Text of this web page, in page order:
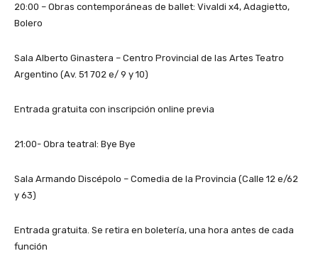
20:00 – Obras contemporáneas de ballet: Vivaldi x4, Adagietto,
Bolero
Sala Alberto Ginastera – Centro Provincial de las Artes Teatro
Argentino (Av. 51 702 e/ 9 y 10)
Entrada gratuita con inscripción online previa
21:00- Obra teatral: Bye Bye
Sala Armando Discépolo – Comedia de la Provincia (Calle 12 e/62
y 63)
Entrada gratuita. Se retira en boletería, una hora antes de cada
función